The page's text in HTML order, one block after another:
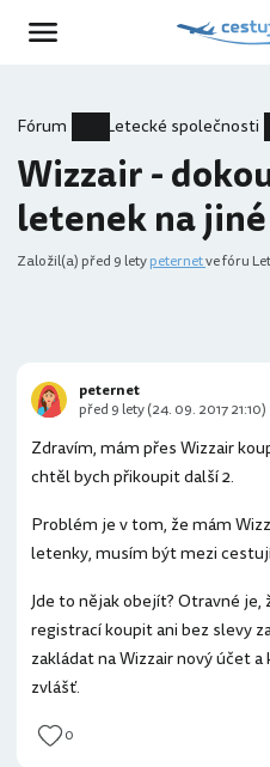
Fórum Letecké společnosti
Wizzair -
letenek na
Založil(a) před 9 letypeternetve fóru
Zdravím, mám přes Wizzair
chtěl bych přikoupit další 2.
Problém je v tom, že mám
letenky, musím být mezi
Jde to nějak obejít? Otravné
registrací koupit ani bez slevy
zakládat na Wizzair nový účet
zvlášť.
0
peternet
před 9 lety (24. 09. 2017 21:10)